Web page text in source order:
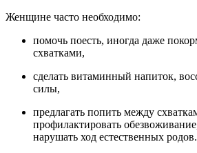
Женщине часто необходимо:
помочь поесть, иногда даже
схватками,
сделать витаминный напиток,
силы,
предлагать попить между
профилактировать
нарушать ход естественных родов.